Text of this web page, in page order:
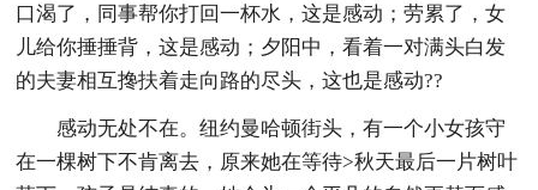
口渴了，同事帮你打回一杯水，这是感动；劳累了，女
儿给你捶捶背，这是感动；夕阳中，看着一对满头白发
的夫妻相互搀扶着走向路的尽头，这也是感动??
感动无处不在。纽约曼哈顿街头，有一个小女孩守
在一棵树下不肯离去，原来她在等待>秋天最后一片树叶